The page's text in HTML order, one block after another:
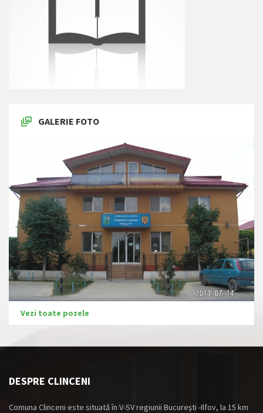
GALERIE FOTO
Vezi toate pozele
DESPRE CLINCENI
Comuna Clinceni este situată în V-SV regiunii Bucureşti -Ilfov, la 15 km